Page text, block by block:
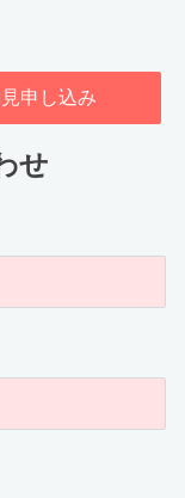
申し込み
せ